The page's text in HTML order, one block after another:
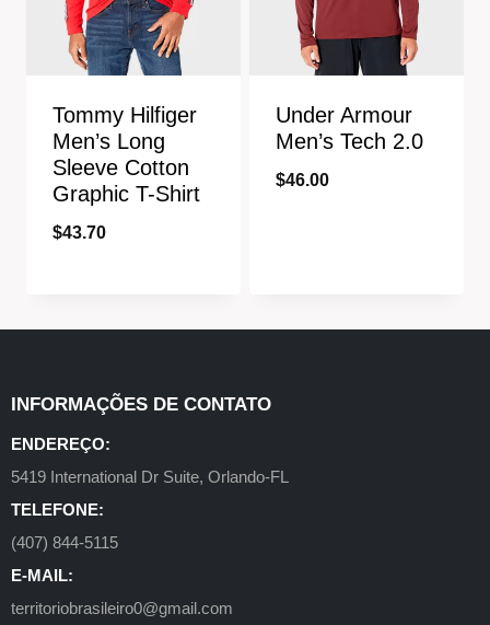
Tommy Hilfiger
Men’s Long
Sleeve Cotton
Graphic T-Shirt
$43.70
Under Armour
Men’s Tech 2.0
$46.00
INFORMAÇÕES DE CONTATO
ENDEREÇO:
5419 International Dr Suite, Orlando-FL
TELEFONE:
(407) 844-5115
E-MAIL:
territoriobrasileiro0@gmail.com